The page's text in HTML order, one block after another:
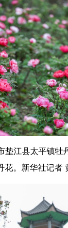
垫江县太平镇牡
。 新华社记者